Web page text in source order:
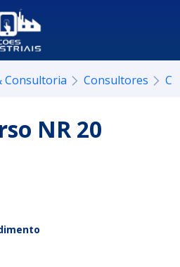
Consultoria Consultores
NR 20